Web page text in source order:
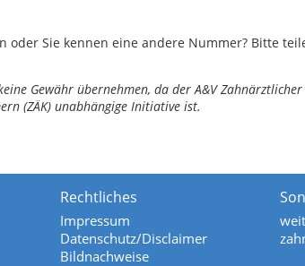
Sie kennen eine andere Nummer? Bitte
Gewähr übernehmen, da der A&V Zahnärztlicher
(ZÄK) unabhängige Initiative ist.
Rechtliches
Impressum
Datenschutz/Disclaimer
Bildnachweise